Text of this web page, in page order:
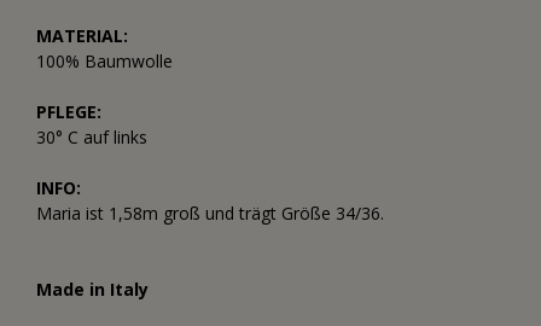
MATERIAL:
100% Baumwolle
PFLEGE:
30° C auf links
INFO:
Maria ist 1,58m groß und trägt Größe 34/36.
Made in Italy